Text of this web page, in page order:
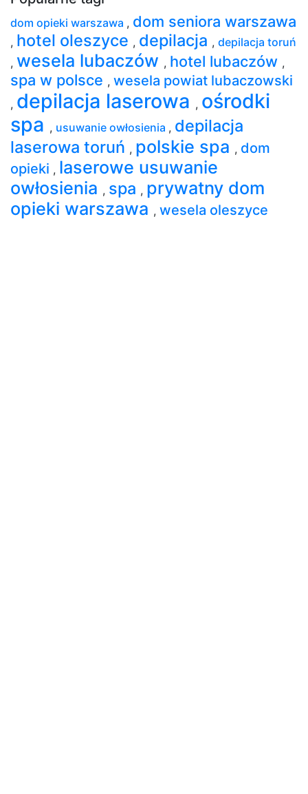
dom opieki warszawa , dom seniora warszawa
, hotel oleszyce , depilacja , depilacja toruń
, wesela lubaczów , hotel lubaczów ,
spa w polsce , wesela powiat lubaczowski
, depilacja laserowa , ośrodki
spa , usuwanie owłosienia , depilacja
laserowa toruń , polskie spa , dom
opieki , laserowe usuwanie
owłosienia , spa , prywatny dom
opieki warszawa , wesela oleszyce